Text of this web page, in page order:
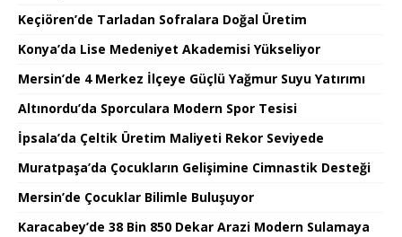
Keçiören’de Tarladan Sofralara Doğal Üretim
Konya’da Lise Medeniyet Akademisi Yükseliyor
Mersin’de 4 Merkez İlçeye Güçlü Yağmur Suyu Yatırımı
Altınordu’da Sporculara Modern Spor Tesisi
İpsala’da Çeltik Üretim Maliyeti Rekor Seviyede
Muratpaşa’da Çocukların Gelişimine Cimnastik Desteği
Mersin’de Çocuklar Bilimle Buluşuyor
Karacabey’de 38 Bin 850 Dekar Arazi Modern Sulamaya